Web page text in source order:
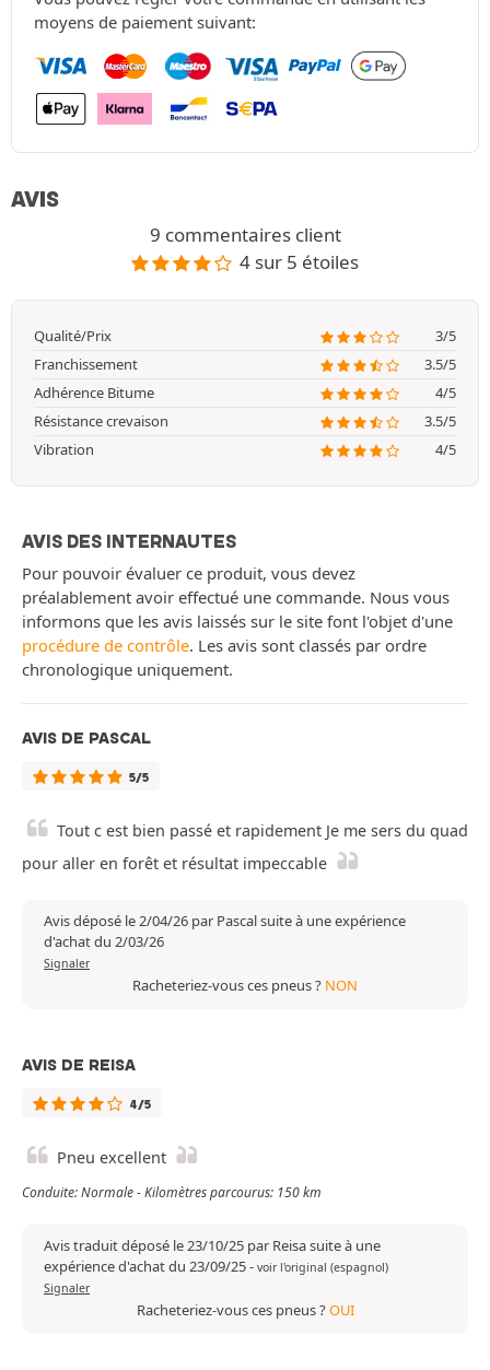
moyens de paiement suivant:
AVIS
9 commentaires client
4 sur 5 étoiles
Qualité/Prix
3/5
Franchissement
3.5/5
Adhérence Bitume
4/5
Résistance crevaison
3.5/5
Vibration
4/5
AVIS DES INTERNAUTES
Pour pouvoir évaluer ce produit, vous devez
préalablement avoir effectué une commande. Nous vous
informons que les avis laissés sur le site font l'objet d'une
procédure de contrôle. Les avis sont classés par ordre
chronologique uniquement.
AVIS DE PASCAL
5/5
Tout c est bien passé et rapidement Je me sers du quad
pour aller en forêt et résultat impeccable
Avis déposé le 2/04/26 par Pascal suite à une expérience
d'achat du 2/03/26
Signaler
Racheteriez-vous ces pneus ? NON
AVIS DE REISA
4/5
Pneu excellent
Conduite: Normale - Kilomètres parcourus: 150 km
Avis traduit déposé le 23/10/25 par Reisa suite à une
expérience d'achat du 23/09/25- voir l'original (espagnol)
Signaler
Racheteriez-vous ces pneus ?OUI